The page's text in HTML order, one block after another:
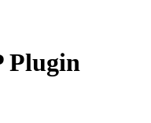
Plugin